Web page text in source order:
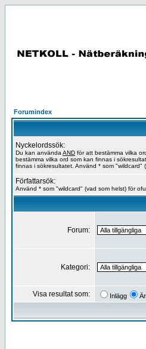
Forumindex
Nyckelordssök:
Du kan använda AND för att bestämma vilka
bestämma vilka ord som kan finnas i
finnas i sökresultatet. Använd * som "wildcard"
Författarsök:
Använd * som "wildcard" (vad som helst) för
Forum:
Kategori:
Visa resultat som: Inlägg